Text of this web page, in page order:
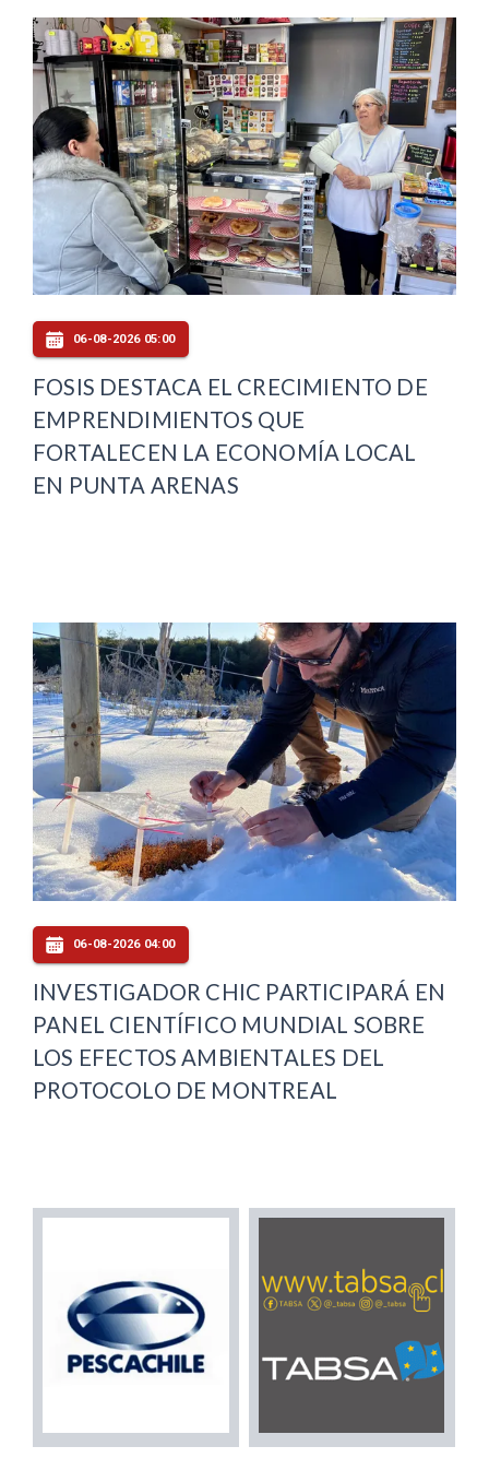
06-08-2026 05:00
FOSIS DESTACA EL CRECIMIENTO DE
EMPRENDIMIENTOS QUE
FORTALECEN LA ECONOMÍA LOCAL
EN PUNTA ARENAS
06-08-2026 04:00
INVESTIGADOR CHIC PARTICIPARÁ EN
PANEL CIENTÍFICO MUNDIAL SOBRE
LOS EFECTOS AMBIENTALES DEL
PROTOCOLO DE MONTREAL